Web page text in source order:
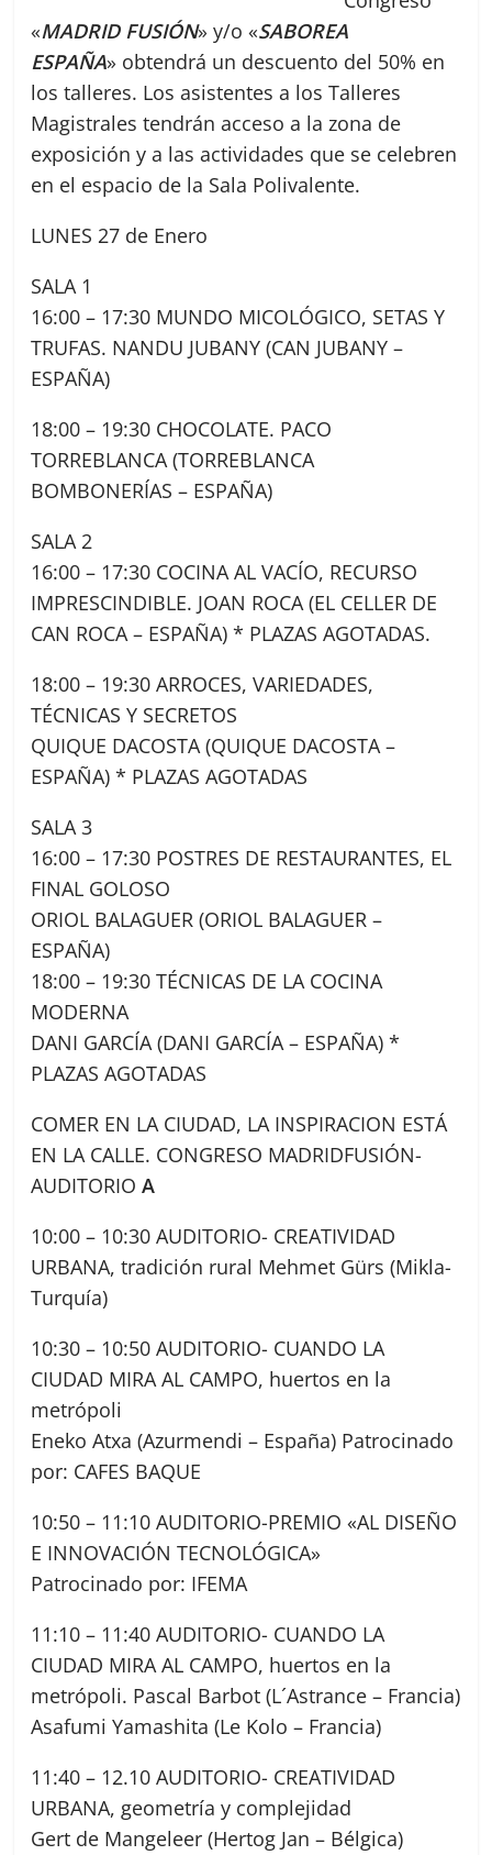
«MADRID FUSIÓN» y/o «SABOREA
ESPAÑA» obtendrá un descuento del 50% en
los talleres. Los asistentes a los Talleres
Magistrales tendrán acceso a la zona de
exposición y a las actividades que se celebren
en el espacio de la Sala Polivalente.
LUNES 27 de Enero
SALA 1
16:00 – 17:30 MUNDO MICOLÓGICO, SETAS Y
TRUFAS. NANDU JUBANY (CAN JUBANY –
ESPAÑA)
18:00 – 19:30 CHOCOLATE. PACO
TORREBLANCA (TORREBLANCA
BOMBONERÍAS – ESPAÑA)
SALA 2
16:00 – 17:30 COCINA AL VACÍO, RECURSO
IMPRESCINDIBLE. JOAN ROCA (EL CELLER DE
CAN ROCA – ESPAÑA) * PLAZAS AGOTADAS.
18:00 – 19:30 ARROCES, VARIEDADES,
TÉCNICAS Y SECRETOS
QUIQUE DACOSTA (QUIQUE DACOSTA –
ESPAÑA) * PLAZAS AGOTADAS
SALA 3
16:00 – 17:30 POSTRES DE RESTAURANTES, EL
FINAL GOLOSO
ORIOL BALAGUER (ORIOL BALAGUER –
ESPAÑA)
18:00 – 19:30 TÉCNICAS DE LA COCINA
MODERNA
DANI GARCÍA (DANI GARCÍA – ESPAÑA) *
PLAZAS AGOTADAS
COMER EN LA CIUDAD, LA INSPIRACION ESTÁ
EN LA CALLE. CONGRESO MADRIDFUSIÓN-
AUDITORIOA
10:00 – 10:30 AUDITORIO- CREATIVIDAD
URBANA, tradición rural Mehmet Gürs (Mikla-
Turquía)
10:30 – 10:50 AUDITORIO- CUANDO LA
CIUDAD MIRA AL CAMPO, huertos en la
metrópoli
Eneko Atxa (Azurmendi – España) Patrocinado
por: CAFES BAQUE
10:50 – 11:10 AUDITORIO-PREMIO «AL DISEÑO
E INNOVACIÓN TECNOLÓGICA»
Patrocinado por: IFEMA
11:10 – 11:40 AUDITORIO- CUANDO LA
CIUDAD MIRA AL CAMPO, huertos en la
metrópoli. Pascal Barbot (L´Astrance – Francia)
Asafumi Yamashita (Le Kolo – Francia)
11:40 – 12.10 AUDITORIO- CREATIVIDAD
URBANA, geometría y complejidad
Gert de Mangeleer (Hertog Jan – Bélgica)